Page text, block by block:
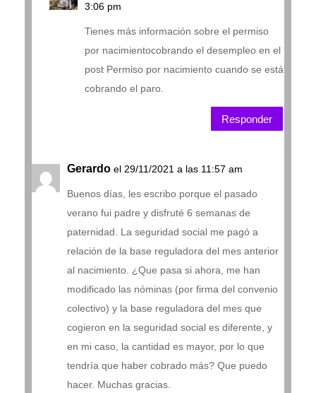
3:06 pm
Tienes más información sobre el permiso
por nacimientocobrando el desempleo en el
post Permiso por nacimiento cuando se está
cobrando el paro.
Responder
Gerardo el 29/11/2021 a las 11:57 am
Buenos días, les escribo porque el pasado
verano fui padre y disfruté 6 semanas de
paternidad. La seguridad social me pagó a
relación de la base reguladora del mes anterior
al nacimiento. ¿Que pasa si ahora, me han
modificado las nóminas (por firma del convenio
colectivo) y la base reguladora del mes que
cogieron en la seguridad social es diferente, y
en mi caso, la cantidad es mayor, por lo que
tendría que haber cobrado más? Que puedo
hacer. Muchas gracias.